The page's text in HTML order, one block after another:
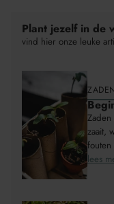
toegevoegd
aan
Plant jezelf in de
vind hier onze leuke
zaait,
lees